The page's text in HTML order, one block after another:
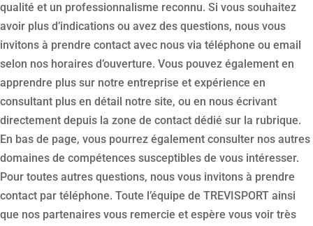
qualité et un professionnalisme reconnu. Si vous souhaitez
avoir plus d’indications ou avez des questions, nous vous
invitons à prendre contact avec nous via téléphone ou email
selon nos horaires d’ouverture. Vous pouvez également en
apprendre plus sur notre entreprise et expérience en
consultant plus en détail notre site, ou en nous écrivant
directement depuis la zone de contact dédié sur la rubrique.
En bas de page, vous pourrez également consulter nos autres
domaines de compétences susceptibles de vous intéresser.
Pour toutes autres questions, nous vous invitons à prendre
contact par téléphone. Toute l’équipe de TREVISPORT ainsi
que nos partenaires vous remercie et espère vous voir très